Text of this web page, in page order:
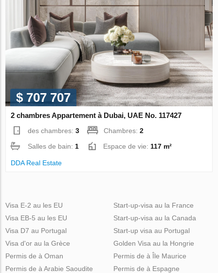
$ 707 707
2 chambres Appartement à Dubai, UAE No. 117427
des chambres:3 Chambres:2
Salles de bain: 1 Espace de vie: 117 m²
DDA Real Estate
Visa E-2 au les EU
Visa EB-5 au les EU
Visa D7 au Portugal
Visa d'or au la Grèce
Start-up-visa au la France
Start-up-visa au la Canada
Start-up visa au Portugal
Golden Visa au la Hongrie
Permis de à Oman
Permis de à Arabie Saoudite
Permis de à Île Maurice
Permis de à Espagne